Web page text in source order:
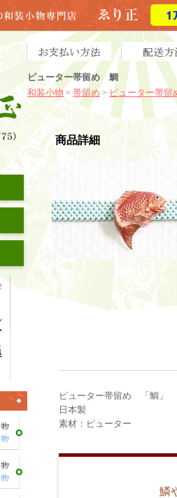
ピューター帯留め 鯛
和装小物 > 帯留め > ピューター帯留
商品詳細
ピューター帯留め 「鯛」
日本製
素材：ピューター
鱗